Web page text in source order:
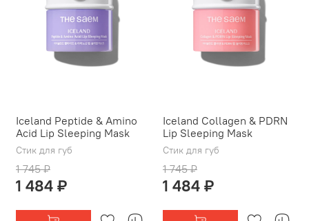
Iceland Peptide & Amino
Acid Lip Sleeping Mask
Стик для губ
1 745 ₽
1 484 ₽
Iceland Collagen & PDRN
Lip Sleeping Mask
Стик для губ
1 745 ₽
1 484 ₽